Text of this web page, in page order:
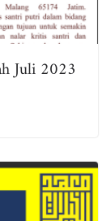
Juli 2023